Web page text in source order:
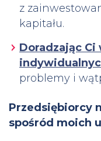
z
kapitału.
Doradzając
problemy i
Przedsiębiorcy
spośród moich